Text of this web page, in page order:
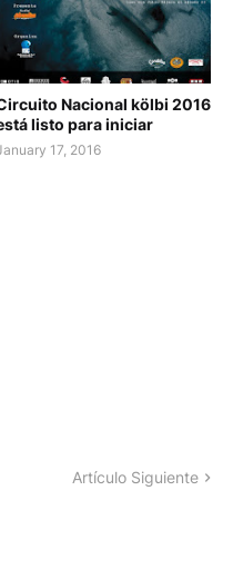
Nacional kölbi 2016
listo para iniciar
17, 2016
Artículo Siguiente